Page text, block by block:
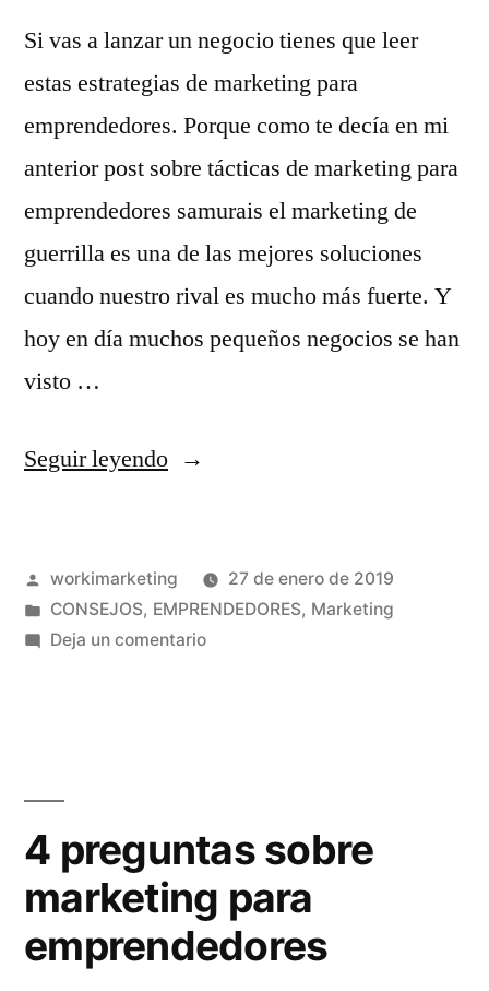
Si vas a lanzar un negocio tienes que leer
estas estrategias de marketing para
emprendedores. Porque como te decía en mi
anterior post sobre tácticas de marketing para
emprendedores samurais el marketing de
guerrilla es una de las mejores soluciones
cuando nuestro rival es mucho más fuerte. Y
hoy en día muchos pequeños negocios se han
visto …
Seguir leyendo«5
marketing
para
Publicado
por
workimarketing
27 de enero de 2019
Publicado
en
CONSEJOS, EMPRENDEDORES, Marketing
Deja un comentarioen
4 preguntas sobre
marketing para
emprendedores